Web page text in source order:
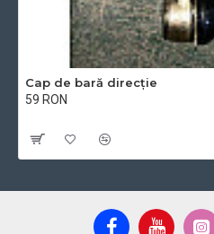
Cap de bară direcție
59 RON